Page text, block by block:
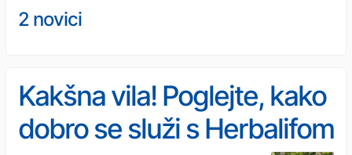
2 novici
Kakšna vila! Poglejte, kako
dobro se služi s Herbalifom